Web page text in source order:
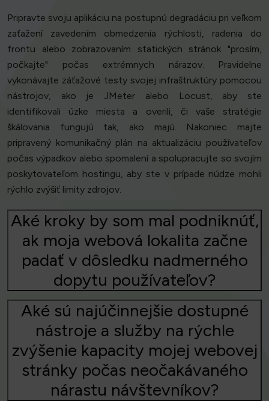
Pripravte svoju aplikáciu na postupnú degradáciu pri veľkom
zaťažení zavedením obmedzenia rýchlosti, radenia do
frontu alebo zobrazovaním statických stránok "prosím,
počkajte" počas extrémnych nárazov. Pravidelne
vykonávajte záťažové testy svojej infraštruktúry pomocou
nástrojov, ako je JMeter alebo Locust, aby ste
identifikovali úzke miesta a overili, či vaše stratégie
škálovania fungujú tak, ako majú. Nakoniec majte
pripravený komunikačný plán na aktualizáciu používateľov
počas výpadkov alebo spomalení a spolupracujte so svojím
poskytovateľom hostingu, aby ste v prípade núdze mohli
rýchlo zvýšiť limity zdrojov.
Aké kroky by som mal podniknúť,
ak moja webová lokalita začne
padať v dôsledku nadmerného
dopytu používateľov?
Aké sú najúčinnejšie dostupné
nástroje a služby na rýchle
zvýšenie kapacity mojej webovej
stránky počas neočakávaného
nárastu návštevníkov?